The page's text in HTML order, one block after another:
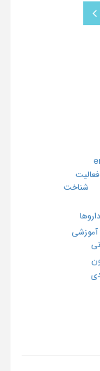
داروها
شناخت
فعالیت